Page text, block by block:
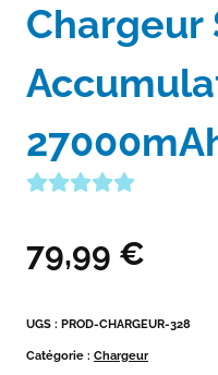
Chargeur
79,99 €
UGS : PROD-CHARGEUR-328
Catégorie : Chargeur